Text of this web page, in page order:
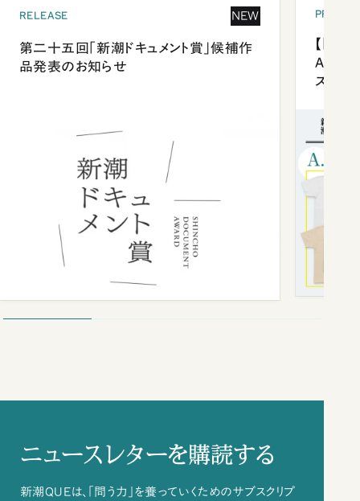
RELEASE NEW
第二十五回「新潮ドキュメント賞」候補作
品発表のお知らせ
【「新
ズプレ
ニュースレターを購読する
新潮QUEは、「問う力」を養っていくためのサブスクリプ